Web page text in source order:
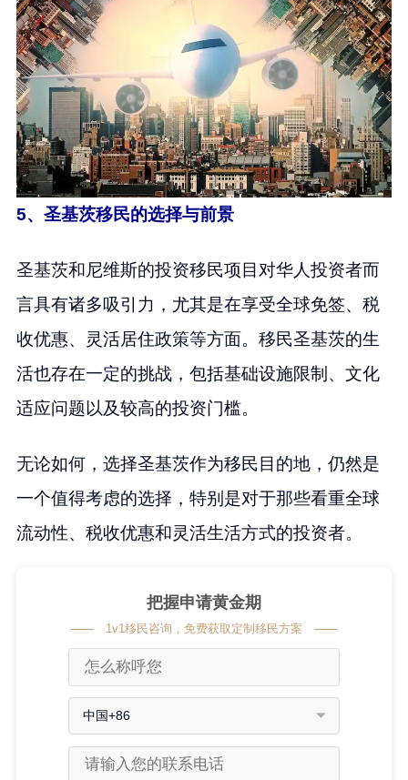
5、圣基茨移民的选择与前景
圣基茨和尼维斯的投资移民项目对华人投资者而
言具有诸多吸引力，尤其是在享受全球免签、税
收优惠、灵活居住政策等方面。移民圣基茨的生
活也存在一定的挑战，包括基础设施限制、文化
适应问题以及较高的投资门槛。
无论如何，选择圣基茨作为移民目的地，仍然是
一个值得考虑的选择，特别是对于那些看重全球
流动性、税收优惠和灵活生活方式的投资者。
把握申请黄金期
1v1移民咨询，免费获取定制移民方案
中国+86